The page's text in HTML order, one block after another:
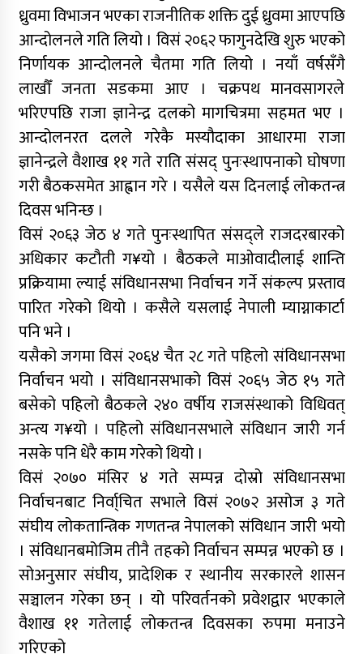
ध्रुवमा विभाजन भएका राजनीतिक शक्ति दुई ध्रुवमा आएपछि
आन्दोलनले गति लियो । विसं २०६२ फागुनदेखि शुरु भएको
निर्णायक आन्दोलनले चैतमा गति लियो । नयाँ वर्षसँगै
लाखौँ जनता सडकमा आए । चक्रपथ मानवसागरले
भरिएपछि राजा ज्ञानेन्द्र दलको मागचित्रमा सहमत भए ।
आन्दोलनरत दलले गरेकै मस्यौदाका आधारमा राजा
ज्ञानेन्द्रले वैशाख ११ गते राति संसद् पुनःस्थापनाको घोषणा
गरी बैठकसमेत आह्वान गरे । यसैले यस दिनलाई लोकतन्त्र
दिवस भनिन्छ ।
विसं २०६३ जेठ ४ गते पुनःस्थापित संसद्ले राजदरबारको
अधिकार कटौती ग¥यो । बैठकले माओवादीलाई शान्ति
प्रक्रियामा ल्याई संविधानसभा निर्वाचन गर्ने संकल्प प्रस्ताव
पारित गरेको थियो । कसैले यसलाई नेपाली म्याग्नाकार्टा
पनि भने ।
यसैको जगमा विसं २०६४ चैत २८ गते पहिलो संविधानसभा
निर्वाचन भयो । संविधानसभाको विसं २०६५ जेठ १५ गते
बसेको पहिलो बैठकले २४० वर्षीय राजसंस्थाको विधिवत्
अन्त्य ग¥यो । पहिलो संविधानसभाले संविधान जारी गर्न
नसके पनि धेरै काम गरेको थियो ।
विसं २०७० मंसिर ४ गते सम्पन्न दोस्रो संविधानसभा
निर्वाचनबाट निर्वा्चित सभाले विसं २०७२ असोज ३ गते
संघीय लोकतान्त्रिक गणतन्त्र नेपालको संविधान जारी भयो
। संविधानबमोजिम तीनै तहको निर्वाचन सम्पन्न भएको छ ।
सोअनुसार संघीय, प्रादेशिक र स्थानीय सरकारले शासन
सञ्चालन गरेका छन् । यो परिवर्तनको प्रवेशद्वार भएकाले
वैशाख ११ गतेलाई लोकतन्त्र दिवसका रुपमा मनाउने
गरिएको